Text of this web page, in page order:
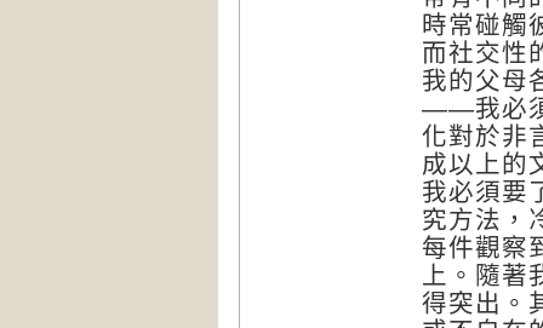
時常碰觸
而社交性
我的父母
——我必須
化對於非
成以上的
我必須要
究方法，
每件觀察
上。隨
得突出。